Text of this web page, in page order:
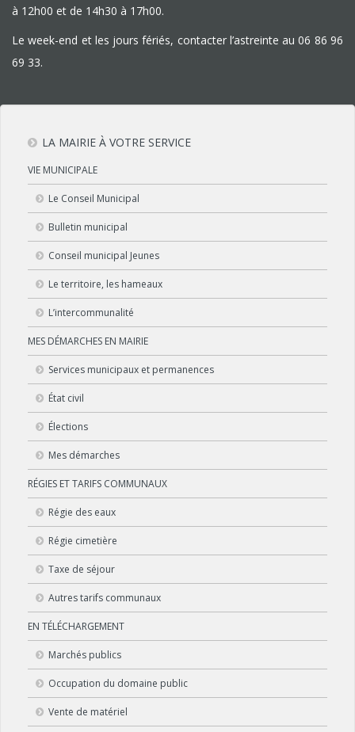
à 12h00 et de 14h30 à 17h00.
Le week-end et les jours fériés, contacter l’astreinte au06 86 96
69 33.
LA MAIRIE À VOTRE SERVICE
VIE MUNICIPALE
Le Conseil Municipal
Bulletin municipal
Conseil municipal Jeunes
Le territoire, les hameaux
L’intercommunalité
MES DÉMARCHES EN MAIRIE
Services municipaux et permanences
État civil
Élections
Mes démarches
RÉGIES ET TARIFS COMMUNAUX
Régie des eaux
Régie cimetière
Taxe de séjour
Autres tarifs communaux
EN TÉLÉCHARGEMENT
Marchés publics
Occupation du domaine public
Vente de matériel